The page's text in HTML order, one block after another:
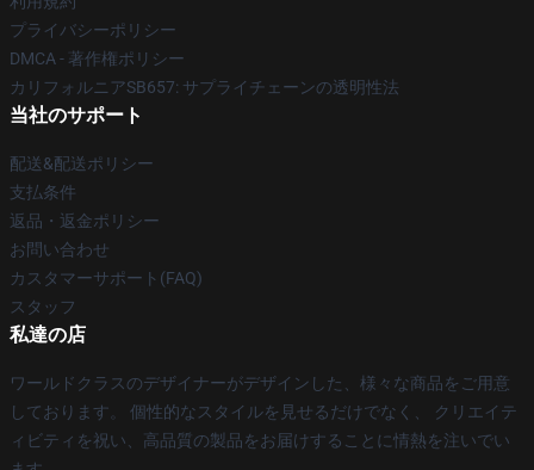
プライバシーポリシー
DMCA - 著作権ポリシー
カリフォルニアSB657: サプライチェーンの透明性法
当社のサポート
配送&配送ポリシー
支払条件
返品・返金ポリシー
お問い合わせ
カスタマーサポート(FAQ)
スタッフ
私達の店
ワールドクラスのデザイナーがデザインした、様々な商品をご用意
しております。 個性的なスタイルを見せるだけでなく、 クリエイテ
ィビティを祝い、高品質の製品をお届けすることに情熱を注いでい